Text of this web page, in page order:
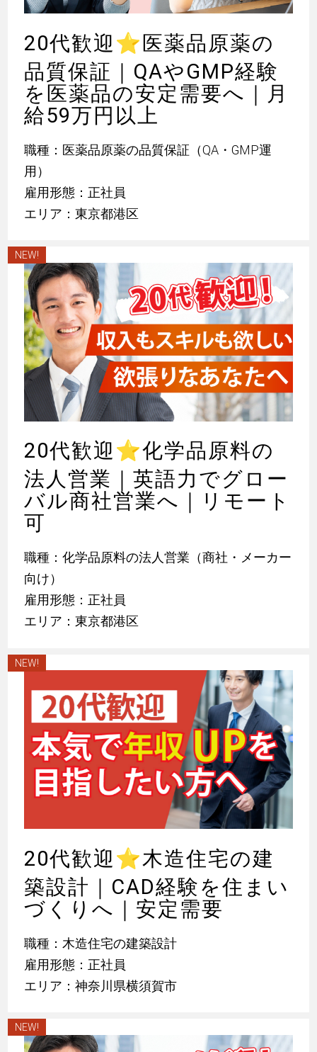
20代歓迎 ⭐ 医薬品原薬の
品質保証｜QAやGMP経験
を医薬品の安定需要へ｜月
給59万円以上
職種：医薬品原薬の品質保証（QA・GMP運
用）
雇用形態：正社員
エリア：東京都港区
NEW!
20代歓迎 ⭐化学品原料の
法人営業｜英語力でグロー
バル商社営業へ｜リモート
可
職種：化学品原料の法人営業（商社・メーカー
向け）
雇用形態：正社員
エリア：東京都港区
NEW!
20代歓迎 ⭐木造住宅の建
築設計｜CAD経験を住まい
づくりへ｜安定需要
職種：木造住宅の建築設計
雇用形態：正社員
エリア：神奈川県横須賀市
NEW!